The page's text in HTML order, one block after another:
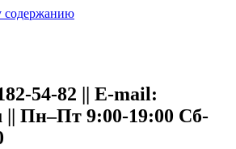
содержанию
54-82 || E-mail:
|| Пн–Пт 9:00-19:00 Сб-